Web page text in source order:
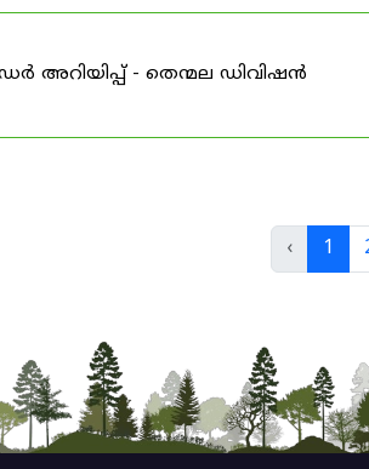
അറിയിപ്പ് - തെന്മല ഡിവിഷൻ
‹ 1